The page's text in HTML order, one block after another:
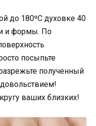
до 180ºC духовке 40
и формы. По
посыпьте
полученный
ваших близких!